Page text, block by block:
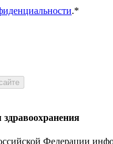
.*
Федерации